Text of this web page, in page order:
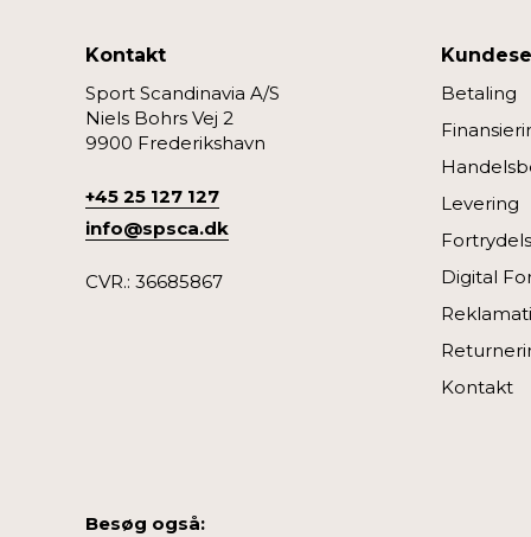
Kontakt
Sport Scandinavia A/S
Niels Bohrs Vej 2
9900 Frederikshavn
+45 25 127 127
info@spsca.dk
CVR.: 36685867
Betaling
Levering
Digital
Kontakt
Besøg også: